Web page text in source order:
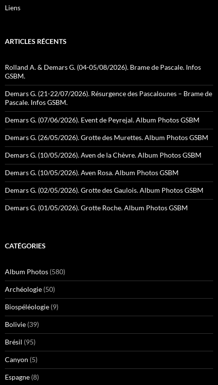
Liens
ARTICLES RÉCENTS
Rolland A. & Demars G. (04-05/08/2026). Brame de Pascale. Infos
GSBM.
Demars G. (21-22/07/2026). Résurgence des Pascalounes – Brame de
Pascale. Infos GSBM.
Demars G. (07/06/2026). Event de Peyrejal. Album Photos GSBM
Demars G. (26/05/2026). Grotte des Murettes. Album Photos GSBM
Demars G. (10/05/2026). Aven de la Chèvre. Album Photos GSBM
Demars G. (10/05/2026). Aven Rosa. Album Photos GSBM
Demars G. (02/05/2026). Grotte des Gaulois. Album Photos GSBM
Demars G. (01/05/2026). Grotte Roche. Album Photos GSBM
CATÉGORIES
Album Photos (580)
Archéologie (50)
Biospéléologie (9)
Bolivie (39)
Brésil (95)
Canyon (5)
Espagne (8)